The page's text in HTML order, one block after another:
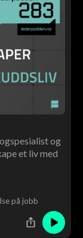
og
et liv med
på jobb